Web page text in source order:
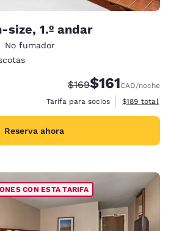
size, 1.º andar
No fumador
Tarifa tachada:
$169Tarifa reducida:
$161CAD/noche
Tarifa para socios
Ver detalles
$189 total
Reserva ahora
CON ESTA TARIFA